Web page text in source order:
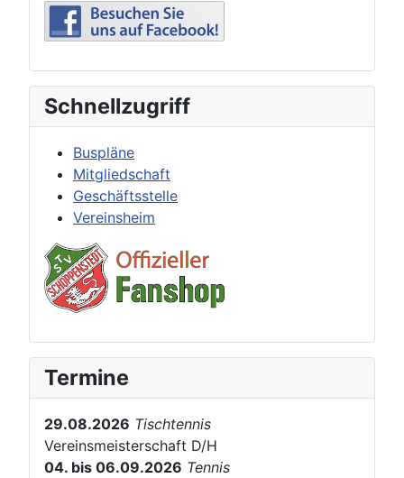
Schnellzugriff
Buspläne
Mitgliedschaft
Geschäftsstelle
Vereinsheim
Termine
29.08.2026 Tischtennis
Vereinsmeisterschaft D/H
04. bis 06.09.2026 Tennis